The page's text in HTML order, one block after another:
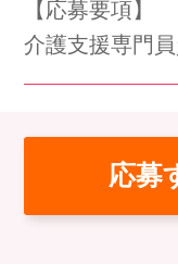
会社概要
【応募要項】
介護支援専門
応募